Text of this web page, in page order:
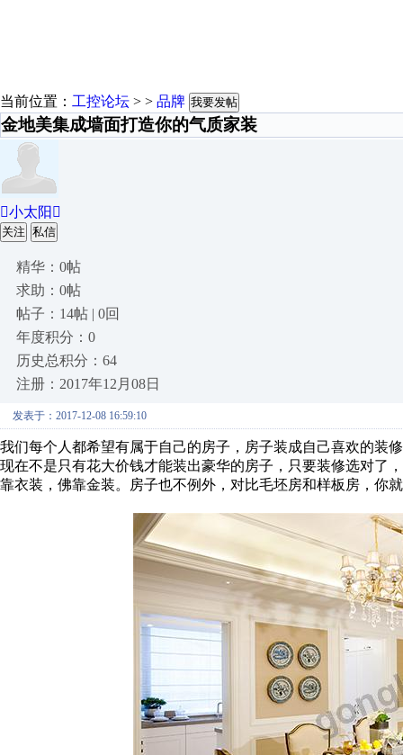
当前位置： 工控论坛 > > 品牌 我要发帖
金地美集成墙面打造你的气质家装
小太阳
关注 私信
精华：0帖
求助：0帖
帖子：14帖 | 0回
年度积分：0
历史总积分：64
注册：2017年12月08日
发表于：2017-12-08 16:59:10
我们每个人都希望有属于自己的房子，房子装成自己喜欢的装
现在不是只有花大价钱才能装出豪华的房子，只要装修选对了
靠衣装，佛靠金装。房子也不例外，对比毛坯房和样板房